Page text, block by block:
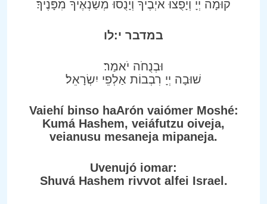
קוּמָה יְיָ וְיָפֻצוּ אֹיְבֶיךָ וְיָנֻסוּ מְשַׂנְאֶיךָ מִפָּנֶיךָ׃
במדבר י:לו
וּבְנֻחֹה יֹאמַר׃
שׁוּבָה יְיָ רִבְבוֹת אַלְפֵי יִשְׂרָאֵל׃
Vaiehí binso haArón vaiómer Moshé:
Kumá Hashem, veiáfutzu oiveja,
veianusu mesaneja mipaneja.
Uvenujó iomar:
Shuvá Hashem rivvot alfei Israel.